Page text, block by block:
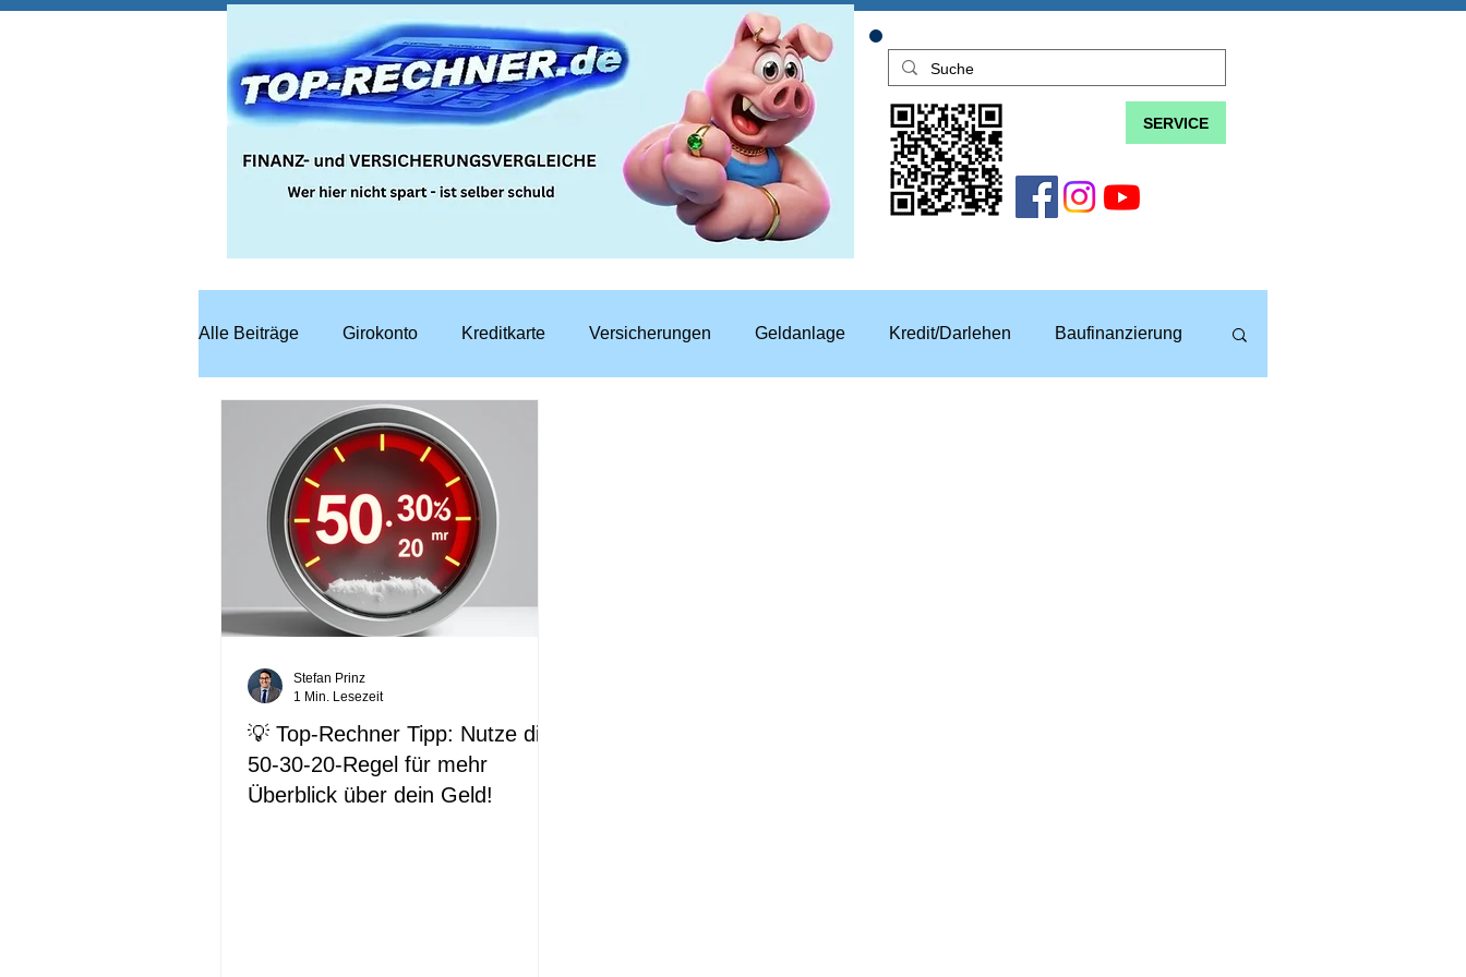
SERVICE
Alle Beiträge Girokonto Kreditkarte Versicherungen Geldanlage Kredit/Darlehen Baufinanzierung
Recht Bausparen
💡 Top-Rechner Tipp: Nutze die
50-30-20-Regel für mehr
Überblick über dein Geld!
Stefan Prinz
1 Min. Lesezeit